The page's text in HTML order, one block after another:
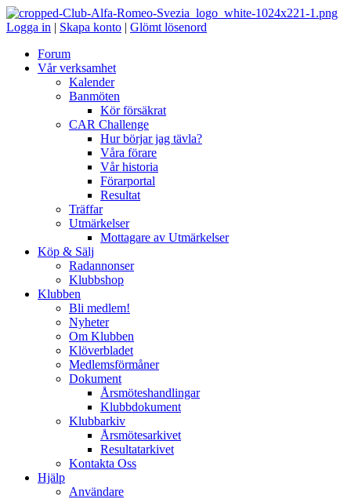
Logga in | Skapa konto | Glömt lösenord
Forum
Vår verksamhet
Kalender
Banmöten
Kör försäkrat
CAR Challenge
Hur börjar jag tävla?
Våra förare
Vår historia
Förarportal
Resultat
Träffar
Utmärkelser
Mottagare av Utmärkelser
Köp & Sälj
Radannonser
Klubbshop
Klubben
Bli medlem!
Nyheter
Om Klubben
Klöverbladet
Medlemsförmåner
Dokument
Årsmöteshandlingar
Klubbdokument
Klubbarkiv
Årsmötesarkivet
Resultatarkivet
Kontakta Oss
Hjälp
Användare